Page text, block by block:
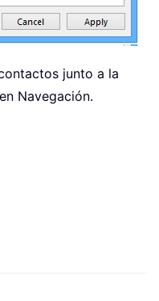
junto a la
Navegación.